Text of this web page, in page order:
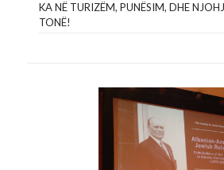
KA NË TURIZËM, PUNËSIM, DHE
TONË!